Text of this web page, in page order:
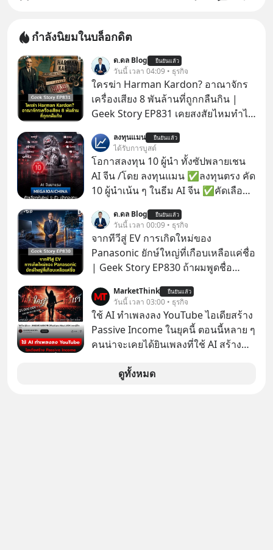
กำลังนิยมในบล็อกดิต
ด.ดล Blog ยืนยันแล้ว
วันนี้ เวลา 04:09 • ธุรกิจ
ใครฆ่า Harman Kardon? อาณาจักร
เครื่องเสียง 8 พันล้านที่ถูกกลืนกิน |
Geek Story EP831 เคยสงสัยไหมทำไม
กล่องมือถือ? หรือลำโพง JBL ถึงวางขาย
เกลื่อนตามห้างทั่วไป? ทั้งที่จริง ๆ แล้ว
ชื่อเหล่านี้คือ “ตำนาน” ระดับเทพที่นัก
เล่นเครื่องเสียงยุคก่อนยอมจ่ายเงินหลัก
แสนเพื่อครอบครอง แต่เบื้องหลังความ
แมสนี้ มีโศกนาฏกรรมของโลกธุรกิจ
ซ่อนอยู่ อาณาจักรเครื่องเสียงที่ยิ่งใหญ่
ที่สุดบนโลก ถูกกว้านซื้อไปด้วยมูลค่า 8
พันล้านดอลลาร์โดย Samsung และสิ่ง
ที่เจ็บปวดที่สุดคือ ยักษ์ใหญ่จาก
เกาหลีใต้ไม่ได้ซื้อเพราะหลงใหลใน
เสียงเพลง แต่ซื้อเพื่อเป็นทางลัดเอา
เทคโนโลยีไปใส่ในหน้าปัดรถยนต์
อัจฉริยะ จากจุดสูงสุดของศิลปะแห่ง
เสียงดนตรี ทำไมถึงจบลงด้วยการเป็น
บริษัทอื่น เลือกฟังกันได้เลยนะครับ อย่า
ลงทุนแมน ยืนยันแล้ว
ได้รับการบูสต์
โอกาสลงทุน 10 ผู้นำ ทั้งซัปพลายเชน
AI จีน /โดย ลงทุนแมน ✅ลงทุนตรง คัด
10 ผู้นำเน้น ๆ ในธีม AI จีน ✅คัดเลือก
เจ้าของผู้นำ AI จีน ตั้งแต่โรงงานผลิตชิป
หน่วยความจำ โมเดล AI ยันหุ่นยนต์
✅ได้การรับยกเว้นภาษี Capital Gain
ตามกฎหมายภาษีของประเทศไทย
ด.ดล Blog ยืนยันแล้ว
วันนี้ เวลา 00:09 • ธุรกิจ
จากทีวีสู่ EV การเกิดใหม่ของ
Panasonic ยักษ์ใหญ่ที่เกือบเหลือแค่ชื่อ
| Geek Story EP830 ถ้าผมพูดชื่อ
ถ่านไฟฉาย? ถ้าคุณยังคิดแบบนั้น แสดง
ว่าคุณกำลังพลาดเรื่องราวการ
‘Rebranding’ ที่ดุเดือดที่สุดใน
ประวัติศาสตร์ญี่ปุ่น! รู้หรือไม่ว่า ในวันที่
บาท Panasonic ตัดสินใจหักดิบ ทิ้ง
ตลาดเครื่องใช้ไฟฟ้าที่สู้ B2C ไม่ไหว
MarketThink ยืนยันแล้ว
วันนี้ เวลา 03:00 • ธุรกิจ
ใช้ AI ทำเพลงลง YouTube ไอเดียสร้าง
Passive Income ในยุคนี้ ตอนนี้หลาย ๆ
คนน่าจะเคยได้ยินเพลงที่ใช้ AI สร้าง
รู้ตัวเรา” จากช่องชื่อว่า UNHEARD
ดูทั้งหมด